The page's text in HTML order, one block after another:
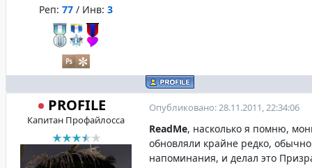
Реп: 77 / Инв: 3
PROFILE
Капитан Профайлосса
Опубликовано: 28.11.2011, 22:34:06
ReadMe, насколько я помню,
обновляли крайне редко,
напоминания, и делал это